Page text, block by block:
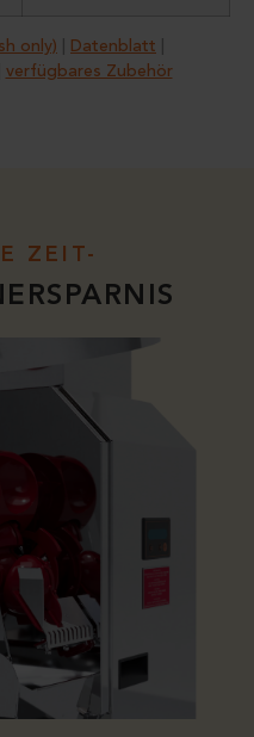
only) Datenblatt
verfügbares Zubehör
ZEIT-